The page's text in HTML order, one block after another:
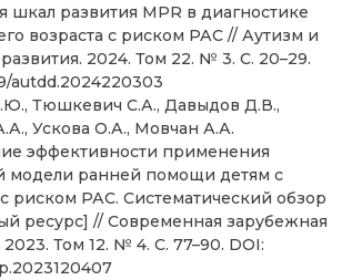
шкал развития MPR в диагностике
возраста с риском РАС // Аутизм и
2024. Том 22. № 3. С. 20–29.
autdd.2024220303
Тюшкевич С.А., Давыдов Д.В.,
Ускова О.А., Мовчан А.А.
эффективности применения
модели ранней помощи детям с
риском РАС. Систематический обзор
ресурс] // Современная зарубежная
2023. Том 12. № 4. С. 77–90. DOI: